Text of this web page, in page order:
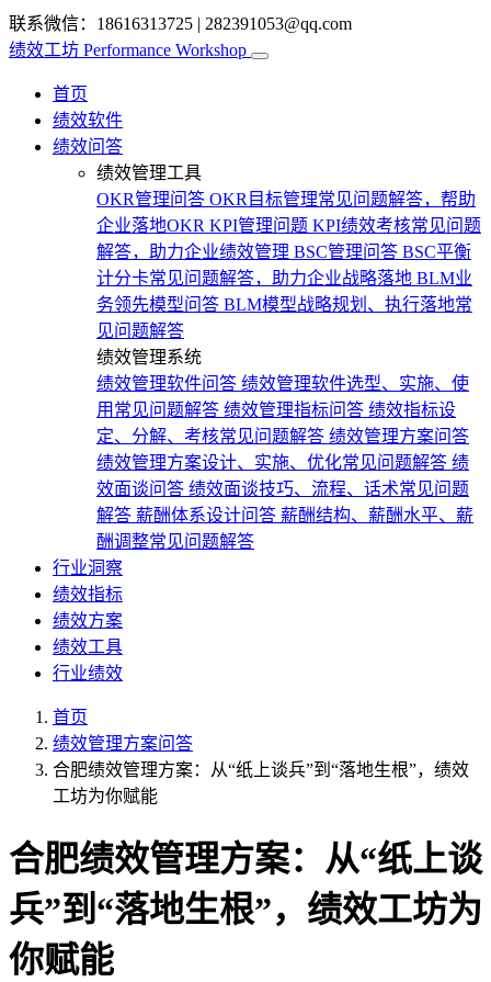
联系微信：18616313725 | 282391053@qq.com
绩效工坊 Performance Workshop
首页
绩效软件
绩效问答
绩效管理工具
OKR管理问答 OKR目标管理常见问题解答，帮助
企业落地OKR KPI管理问题 KPI绩效考核常见问题
解答，助力企业绩效管理 BSC管理问答 BSC平衡
计分卡常见问题解答，助力企业战略落地 BLM业
务领先模型问答 BLM模型战略规划、执行落地常
见问题解答
绩效管理系统
绩效管理软件问答 绩效管理软件选型、实施、使
用常见问题解答 绩效管理指标问答 绩效指标设
定、分解、考核常见问题解答 绩效管理方案问答
绩效管理方案设计、实施、优化常见问题解答 绩
效面谈问答 绩效面谈技巧、流程、话术常见问题
解答 薪酬体系设计问答 薪酬结构、薪酬水平、薪
酬调整常见问题解答
行业洞察
绩效指标
绩效方案
绩效工具
行业绩效
首页
绩效管理方案问答
合肥绩效管理方案：从“纸上谈兵”到“落地生根”，绩效
工坊为你赋能
合肥绩效管理方案：从“纸上谈
兵”到“落地生根”，绩效工坊为
你赋能